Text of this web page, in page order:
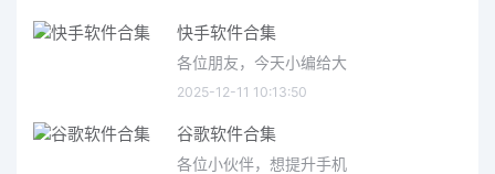
快手软件合集
各位朋友，今天小编给大
2025-12-11 10:13:50
谷歌软件合集
各位小伙伴，想提升手机